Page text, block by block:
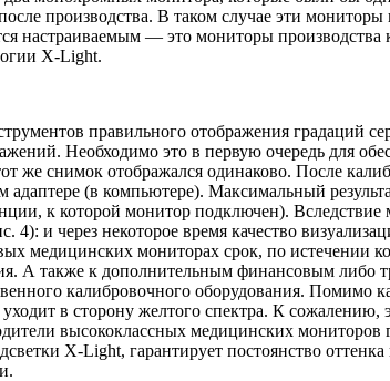
производства. В таком случае эти мониторы
настраиваемым — это мониторы
X-Light.
правильного отображения градаций
Необходимо это в первую очередь для
же снимок отображался одинаково. После
(в компьютере). Максимальный
к которой монитор подключен). Вследствие
и через некоторое время качество
мониторах срок, по истечении
также к дополнительным финансовым либо
калибровочного оборудования. Помимо
в сторону желтого спектра. К
высококлассных медицинских мониторов
X-Light, гарантирует постоянство